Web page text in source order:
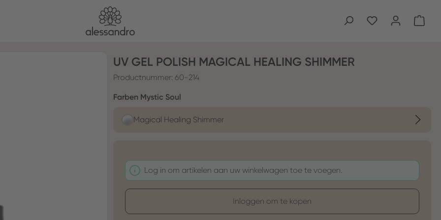
UV GEL POLISH MAGICAL HEALING SHIMMER
Productnummer: 60-214
Selecteer
Farben Mystic Soul
Magical Healing Shimmer
Log in om artikelen aan uw winkelwagen toe te voegen.
Inloggen om te kopen